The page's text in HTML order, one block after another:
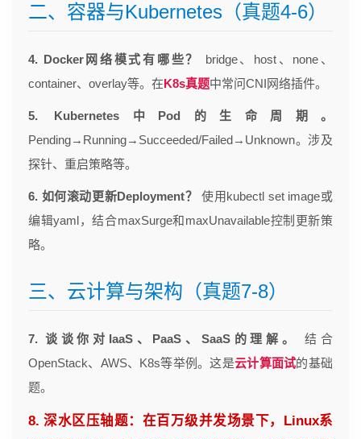
二、容器与Kubernetes（真题4-6）
4. Docker网络模式有哪些？
bridge、host、none、
container、overlay等。在K8s真题中常问CNI网络插件。
5. Kubernetes中Pod的生命周期。
Pending→Running→Succeeded/Failed→Unknown。涉及
探针、重启策略等。
6. 如何滚动更新Deployment？
使用kubectl set image或
编辑yaml，结合maxSurge和maxUnavailable控制更新策
略。
三、云计算与架构（真题7-8）
7. 谈谈你对IaaS、PaaS、SaaS的理解。
结合
OpenStack、AWS、K8s等举例。这是云计算面试的基础
题。
8. 深水区压轴题：在百万级并发场景下，Linux系